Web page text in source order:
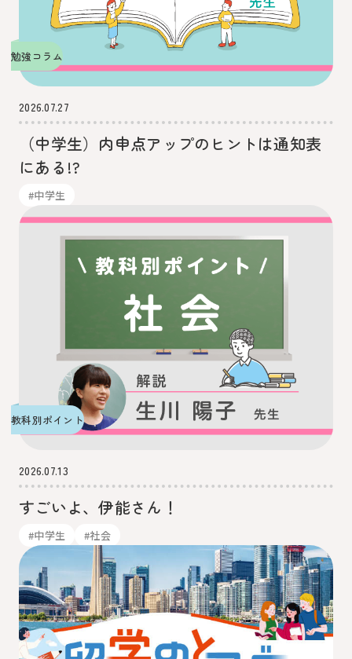
勉強コラム
2026.07.27
（中学生）内申点アップのヒントは通知表
にある!?
#中学生
教科別ポイント
2026.07.13
すごいよ、伊能さん！
#中学生 #社会